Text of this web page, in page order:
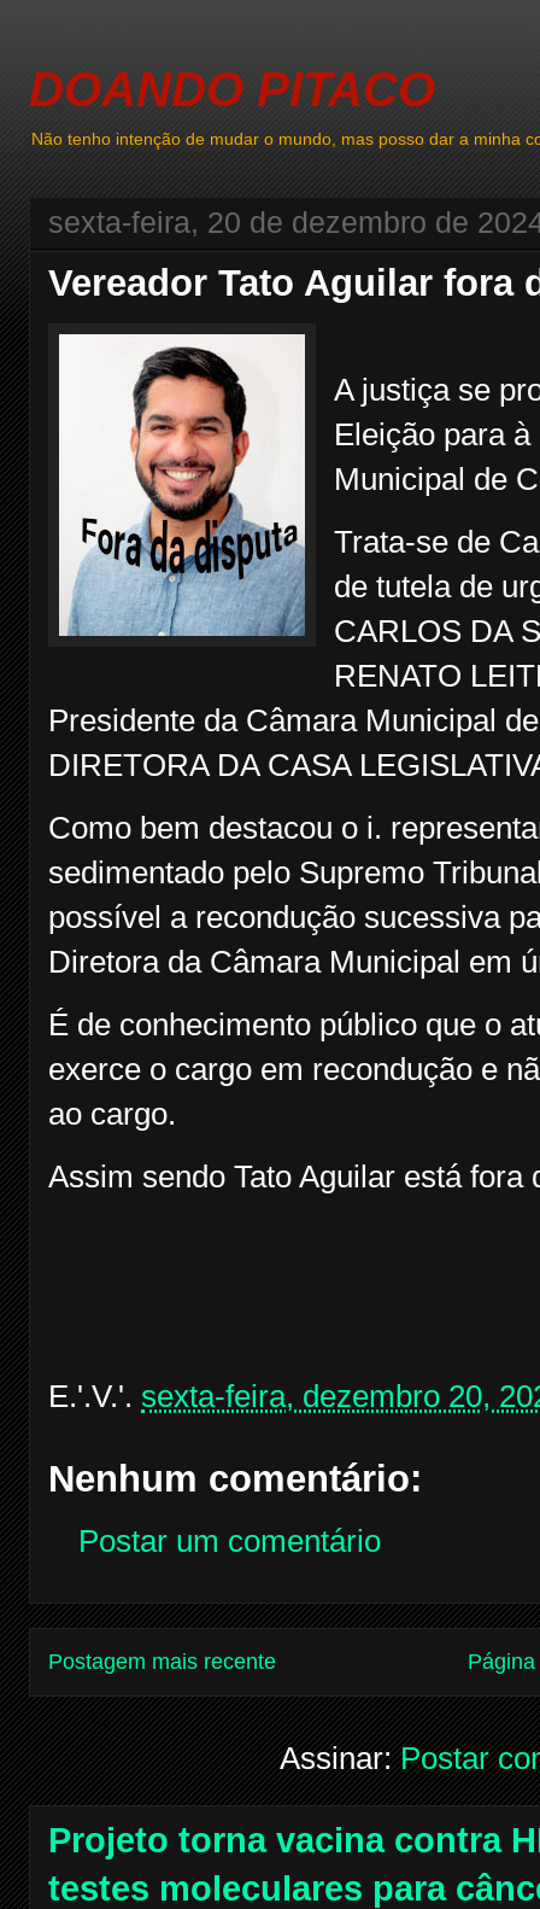
DOANDO PITACO
Não tenho intenção de mudar o mundo, mas posso dar a minha
sexta-feira, 20 de dezembro de
Vereador Tato Aguilar fora
A justiça se
Eleição para
Municipal de
Trata-se de
de tutela de
CARLOS DA
RENATO
Presidente da Câmara Municipal
DIRETORA DA CASA
Como bem destacou o i.
sedimentado pelo Supremo
possível a recondução sucessiva
Diretora da Câmara Municipal em
É de conhecimento público que o
exerce o cargo em recondução e
ao cargo.
Assim sendo Tato Aguilar está fora
E.'.V.'. sexta-feira, dezembro 20,
Nenhum comentário:
Postar um comentário
Postagem mais recente
Assinar:Postar
Projeto torna vacina contra
testes moleculares para